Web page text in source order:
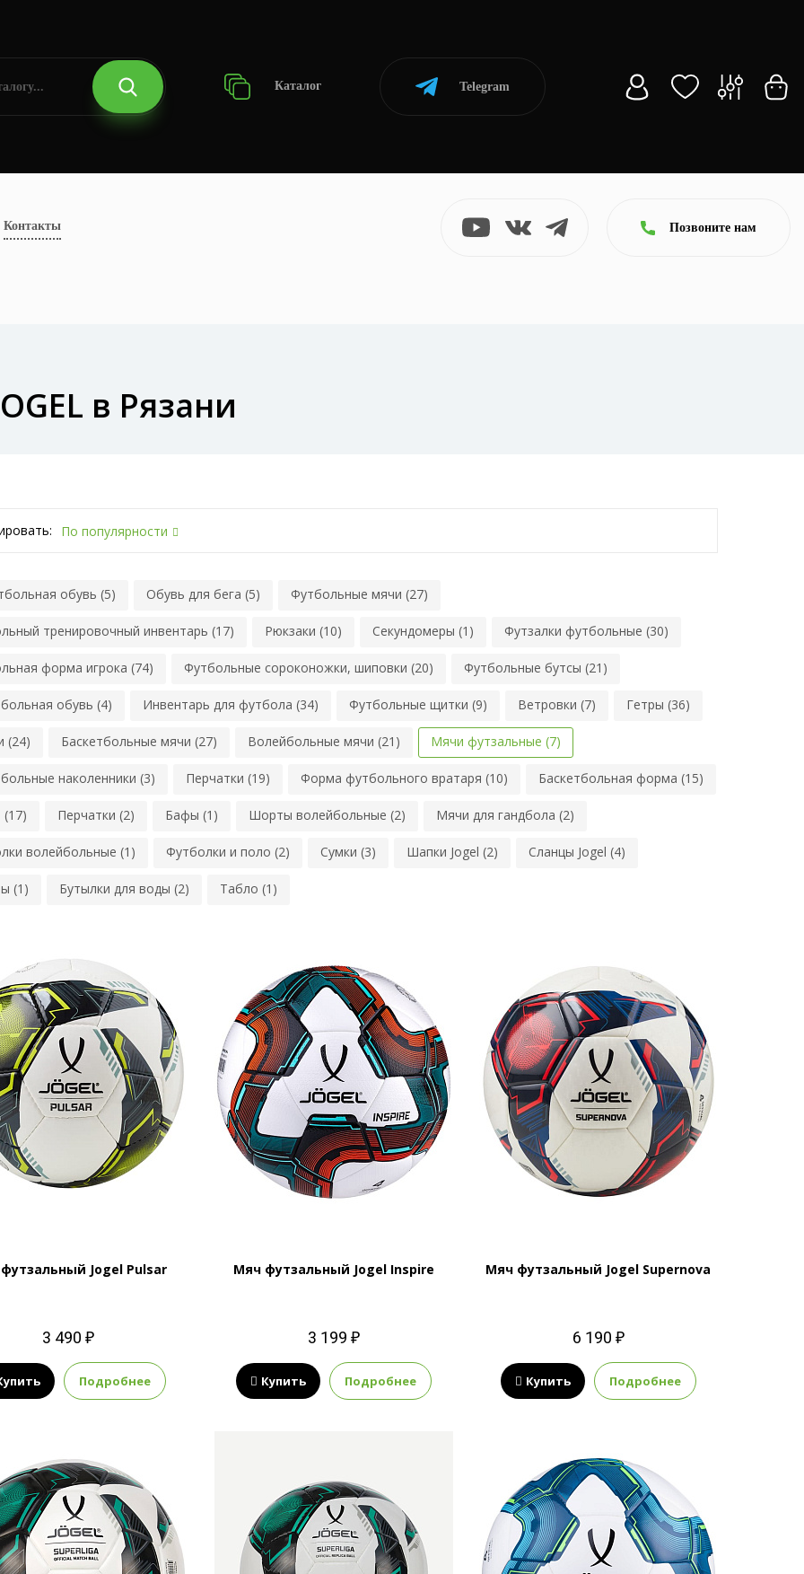
Каталог Telegram
Контакты Позвоните нам
в Рязани
По популярности
обувь (5) Обувь для бега (5) Футбольные мячи (27)
тренировочный инвентарь (17) Рюкзаки (10) Секундомеры (1) Футзалки футбольные (30)
форма игрока (74) Футбольные сороконожки, шиповки (20) Футбольные бутсы (21)
обувь (4) Инвентарь для футбола (34) Футбольные щитки (9) Ветровки (7) Гетры (36)
(24) Баскетбольные мячи (27) Волейбольные мячи (21) Мячи футзальные (7)
наколенники (3) Перчатки (19) Форма футбольного вратаря (10) Баскетбольная форма (15)
Перчатки (2) Бафы (1) Шорты волейбольные (2) Мячи для гандбола (2)
волейбольные (1) Футболки и поло (2) Сумки (3) Шапки Jogel (2) Сланцы Jogel (4)
(1) Бутылки для воды (2) Табло (1)
Jogel Pulsar
3 490 ₽
Подробнее
Мяч футзальный Jogel Inspire
3 199 ₽
Купить Подробнее
Мяч футзальный Jogel Supernova
6 190 ₽
Купить Подробнее